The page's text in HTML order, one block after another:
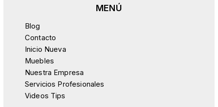
Blog
Contacto
Inicio Nueva
Muebles
Nuestra Empresa
Servicios Profesionales
Videos Tips